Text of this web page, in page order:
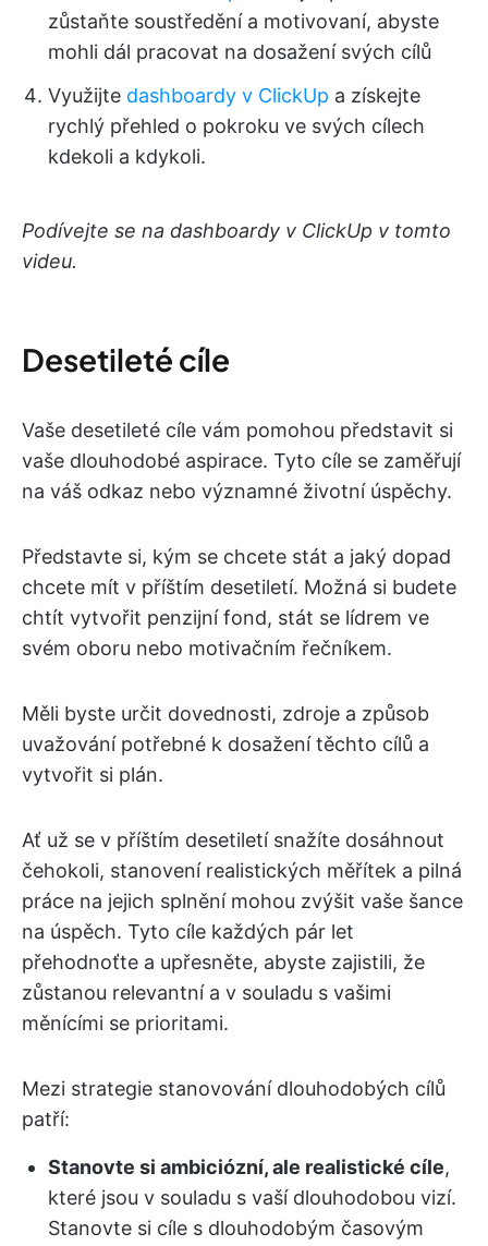
zůstaňte soustředění a motivovaní, abyste
mohli dál pracovat na dosažení svých cílů
Využijte dashboardy v ClickUp a získejte
rychlý přehled o pokroku ve svých cílech
kdekoli a kdykoli.
Podívejte se na dashboardy v ClickUp v tomto
videu.
Desetileté cíle
Vaše desetileté cíle vám pomohou představit si
vaše dlouhodobé aspirace. Tyto cíle se zaměřují
na váš odkaz nebo významné životní úspěchy.
Představte si, kým se chcete stát a jaký dopad
chcete mít v příštím desetiletí. Možná si budete
chtít vytvořit penzijní fond, stát se lídrem ve
svém oboru nebo motivačním řečníkem.
Měli byste určit dovednosti, zdroje a způsob
uvažování potřebné k dosažení těchto cílů a
vytvořit si plán.
Ať už se v příštím desetiletí snažíte dosáhnout
čehokoli, stanovení realistických měřítek a pilná
práce na jejich splnění mohou zvýšit vaše šance
na úspěch. Tyto cíle každých pár let
přehodnoťte a upřesněte, abyste zajistili, že
zůstanou relevantní a v souladu s vašimi
měnícími se prioritami.
Mezi strategie stanovování dlouhodobých cílů
patří:
Stanovte si ambiciózní, ale realistické cíle,
které jsou v souladu s vaší dlouhodobou vizí.
Stanovte si cíle s dlouhodobým časovým